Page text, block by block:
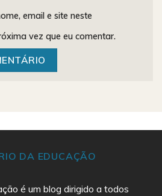
email e site neste
vez que eu comentar.
DA EDUCAÇÃO
é um blog dirigido a todos